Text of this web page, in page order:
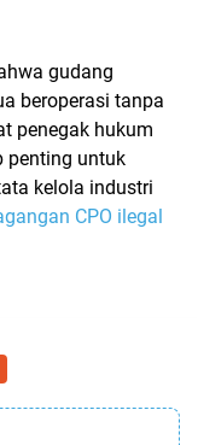
gudang
beroperasi tanpa
penegak hukum
penting untuk
kelola industri
CPO ilegal